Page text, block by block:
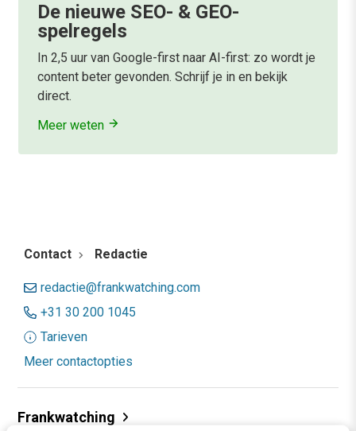
De nieuwe SEO- & GEO-
spelregels
In 2,5 uur van Google-first naar AI-first: zo wordt je
content beter gevonden. Schrijf je in en bekijk
direct.
Meer weten
Contact Redactie
redactie@frankwatching.com
+31 30 200 1045
Tarieven
Meer contactopties
Frankwatching